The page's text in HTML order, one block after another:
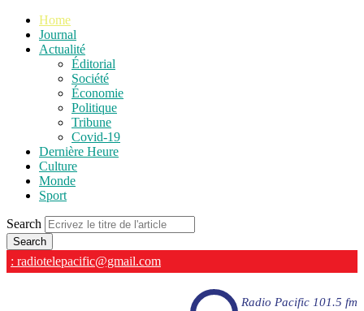
Home
Journal
Actualité
Éditorial
Société
Économie
Politique
Tribune
Covid-19
Dernière Heure
Culture
Monde
Sport
Search
: radiotelepacific@gmail.com
Radio Pacific 101.5 fm